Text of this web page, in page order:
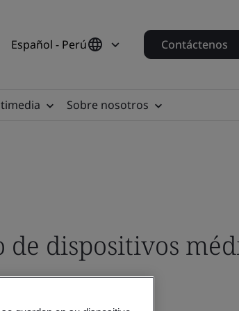
Español - Perú Contáctenos
Sobre nosotros
de dispositivos